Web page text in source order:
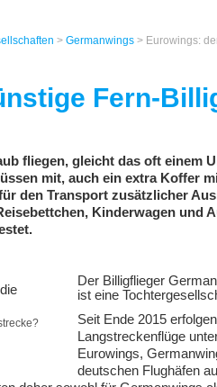
> Germanwings > Eurowings:
Fern-
fliegen, gleicht das oft einem
mit, auch ein extra Koffer
den Transport zusätzlicher
Kinderwagen und
Der Billigflieger
ist eine
Seit Ende 2015
Langstreckenflüge
Eurowings,
deutschen Flughäfen